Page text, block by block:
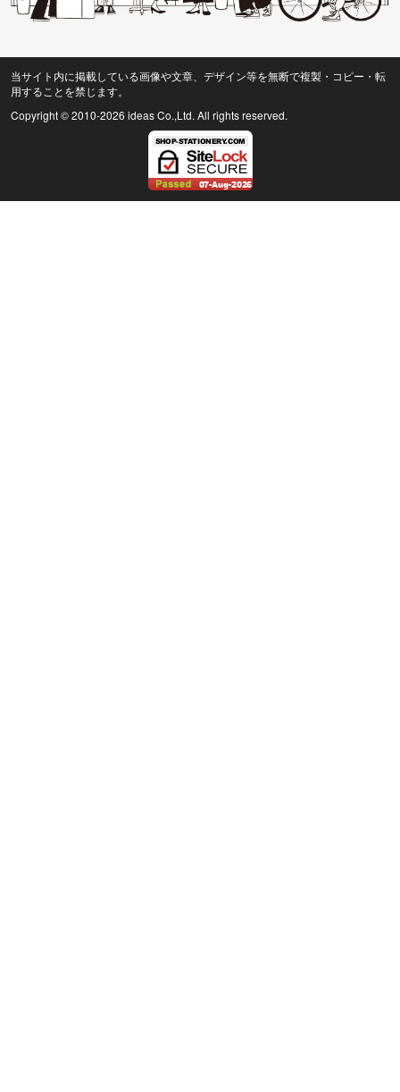
当サイト内に掲載している画像や文章、デザイン等を無断で複製・コピー・転
用することを禁じます。
Copyright © 2010-2026 ideas Co.,Ltd. All rights reserved.